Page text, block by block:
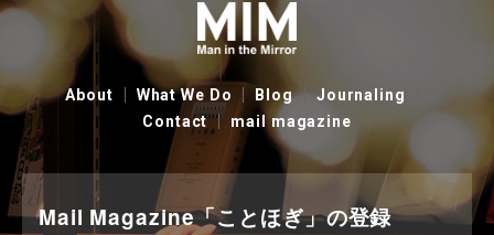
About What We Do Blog
Journaling
Contact
mail magazine
Mail Magazine「ことほぎ」の登録